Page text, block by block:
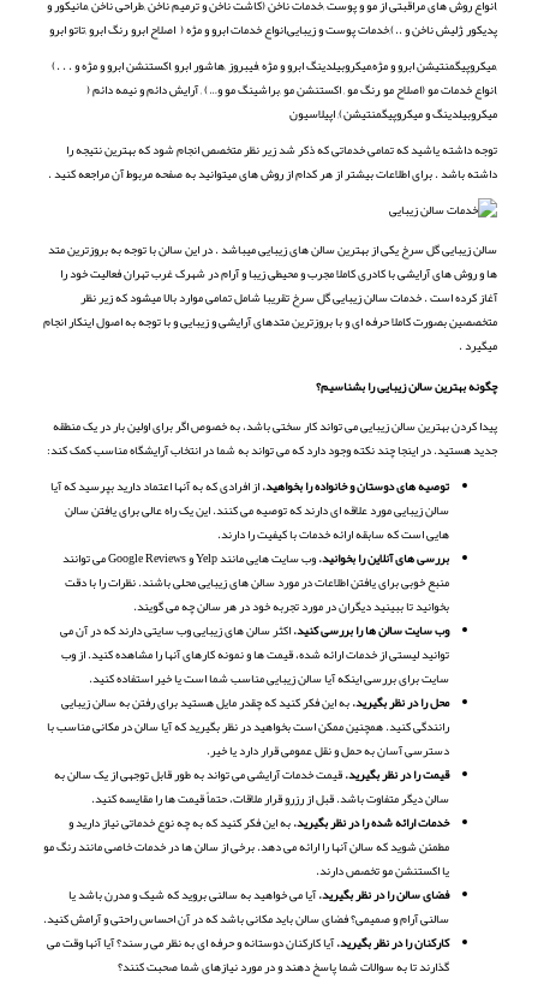
,انواع روش های مراقبتی از مو و پوست ,خدمات ناخن (کاشت ناخن و ترمیم ناخن ,طراحی ناخن ,مانیکور و
پدیکور ,ژلیش ناخن و ..),خدمات پوست و زیبایی,انواع خدمات ابرو و مژه ( اصلاح ابرو ,رنگ ابرو ,تاتو ابرو
,میکروپیگمنتیشن ابرو و مژه,میکروبیلدینگ ابرو و مژه ,فیبروز ,هاشور ابرو ,اکستنشن ابرو و مژه و . . .)
,انواع خدمات مو (اصلاح مو ,رنگ مو , اکستنشن مو ,براشینگ مو و…) , آرایش دائم و نیمه دائم (
میکروبیلدینگ و میکروپیگمنتیشن), اپیلاسیون
توجه داشته یاشید که تمامی خدماتی که ذکر شد زیر نظر متخصص انجام شود که بهترین نتیجه را
داشته باشد . برای اطلاعات بیشتر از هر کدام از روش های میتوانید به صفحه مربوط آن مراجعه کنید .
سالن زیبایی گل سرخ یکی از بهترین سالن های زیبایی میباشد . در این سالن با توجه به بروزترین متد
ها و روش های آرایشی با کادری کاملا مجرب و محیطی زیبا و آرام در شهرک غرب تهران فعالیت خود را
آغاز کرده است . خدمات سالن زیبایی گل سرخ تقریبا شامل تمامی موارد بالا میشود که زیر نظر
متخصصین بصورت کاملا حرفه ای و با بروزترین متدهای آرایشی و زیبایی و با توجه به اصول اینکار انجام
میگیرد .
چگونه بهترین سالن زیبایی را بشناسیم؟
پیدا کردن بهترین سالن زیبایی می تواند کار سختی باشد، به خصوص اگر برای اولین بار در یک منطقه
جدید هستید. در اینجا چند نکته وجود دارد که می تواند به شما در انتخاب آرایشگاه مناسب کمک کند:
توصیه های دوستان و خانواده را بخواهید.از افرادی که به آنها اعتماد دارید بپرسید که آیا
سالن زیبایی مورد علاقه ای دارند که توصیه می کنند. این یک راه عالی برای یافتن سالن
هایی است که سابقه ارائه خدمات با کیفیت را دارند.
بررسی های آنلاین را بخوانید.
وب سایت هایی مانند Yelp و Google Reviews می توانند
منبع خوبی برای یافتن اطلاعات در مورد سالن های زیبایی محلی باشند. نظرات را با دقت
بخوانید تا ببینید دیگران در مورد تجربه خود در هر سالن چه می گویند.
وب سایت سالن ها را بررسی کنید.اکثر سالن های زیبایی وب سایتی دارند که در آن می
توانید لیستی از خدمات ارائه شده، قیمت ها و نمونه کارهای آنها را مشاهده کنید. از وب
سایت برای بررسی اینکه آیا سالن زیبایی مناسب شما است یا خیر استفاده کنید.
محل را در نظر بگیرید.به این فکر کنید که چقدر مایل هستید برای رفتن به سالن زیبایی
رانندگی کنید. همچنین ممکن است بخواهید در نظر بگیرید که آیا سالن در مکانی مناسب با
دسترسی آسان به حمل و نقل عمومی قرار دارد یا خیر.
قیمت را در نظر بگیرید.قیمت خدمات آرایشی می تواند به طور قابل توجهی از یک سالن به
سالن دیگر متفاوت باشد. قبل از رزرو قرار ملاقات، حتماً قیمت ها را مقایسه کنید.
خدمات ارائه شده را در نظر بگیرید.به این فکر کنید که به چه نوع خدماتی نیاز دارید و
مطمئن شوید که سالن آنها را ارائه می دهد. برخی از سالن ها در خدمات خاصی مانند رنگ مو
یا اکستنشن مو تخصص دارند.
فضای سالن را در نظر بگیرید.آیا می خواهید به سالنی بروید که شیک و مدرن باشد یا
سالنی آرام و صمیمی؟ فضای سالن باید مکانی باشد که در آن احساس راحتی و آرامش کنید.
کارکنان را در نظر بگیرید.آیا کارکنان دوستانه و حرفه ای به نظر می رسند؟ آیا آنها وقت می
گذارند تا به سوالات شما پاسخ دهند و در مورد نیازهای شما صحبت کنند؟